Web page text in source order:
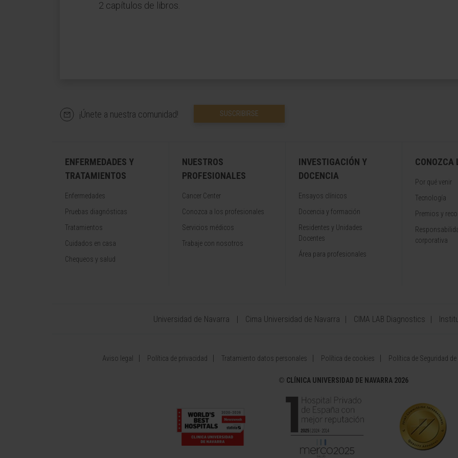
2 capítulos de libros.
¡Únete a nuestra comunidad! SUSCRIBIRSE
ENFERMEDADES Y
TRATAMIENTOS
Enfermedades
Pruebas diagnósticas
Tratamientos
Cuidados en casa
Chequeos y salud
NUESTROS
PROFESIONALES
Cancer Center
Conozca a los profesionales
Servicios médicos
Trabaje con nosotros
INVESTIGACIÓN Y
DOCENCIA
Ensayos clínicos
Docencia y formación
Residentes y Unidades
Docentes
Área para profesionales
CONOZCA
Por qué venir
Tecnología
Premios y
corporativa
Universidad de Navarra Cima Universidad de Navarra CIMA LAB Diagnostics
Aviso legal Política de privacidad Tratamiento datos personales Política de cookies Política de Seguridad
© CLÍNICA UNIVERSIDAD DE NAVARRA 2026